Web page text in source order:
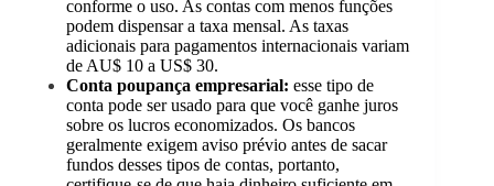
conforme o uso. As contas com menos funções
podem dispensar a taxa mensal. As taxas
adicionais para pagamentos internacionais variam
de AU$ 10 a US$ 30.
Conta poupança empresarial: esse tipo de
conta pode ser usado para que você ganhe juros
sobre os lucros economizados. Os bancos
geralmente exigem aviso prévio antes de sacar
fundos desses tipos de contas, portanto,